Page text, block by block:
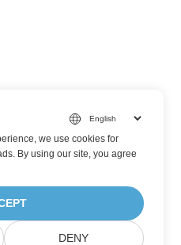
we use cookies for
By using our site, you agree
DENY